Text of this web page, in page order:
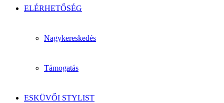
ELÉRHETŐSÉG
Nagykereskedés
Támogatás
ESKÜVŐI STYLIST